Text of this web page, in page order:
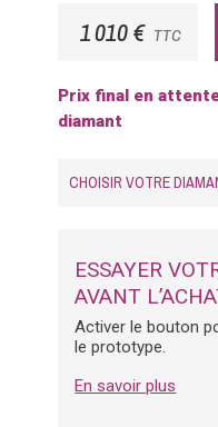
1 010 € TTC
Prix final en
diamant
CHOISIR VOTRE
ESSAYER
AVANT
Activer le bouton
le prototype.
En savoir plus